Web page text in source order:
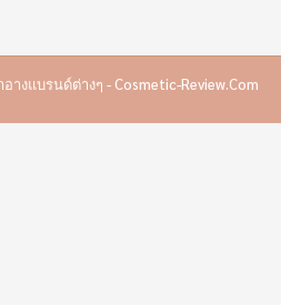
างแบรนด์ต่างๆ - Cosmetic-Review.com